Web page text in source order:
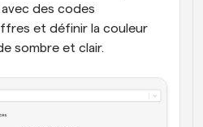
des codes
et définir la couleur
sombre et clair.